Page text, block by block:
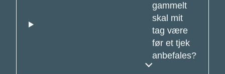
gammelt
skal mit
tag være
før et tjek
anbefales?